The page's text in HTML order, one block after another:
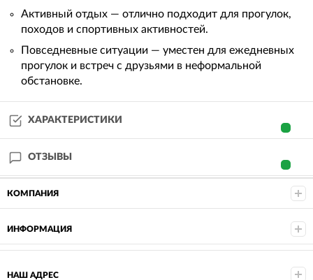
Активный отдых — отлично подходит для прогулок,
походов и спортивных активностей.
Повседневные ситуации — уместен для ежедневных
прогулок и встреч с друзьями в неформальной
обстановке.
ХАРАКТЕРИСТИКИ
ОТЗЫВЫ
КОМПАНИЯ
ИНФОРМАЦИЯ
НАШ АДРЕС